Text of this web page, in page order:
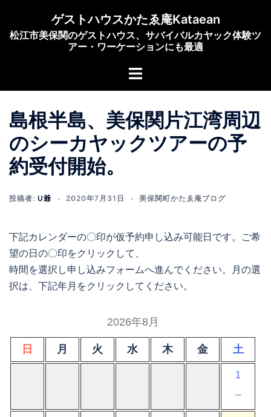
ゲストハウスかたゑ庵Kataean
松江市美保関のゲストハウス、サバイバルカヤック体験ツ
アー・ワーケーションにも最適
ト
メ
ニ
ュ
島根半島、美保関片江湾周辺
のシーカヤックツアーの予
約受付開始。
投稿者: U爺 2020年7月31日 美保関町かたゑ庵ブログ
下記カレンダーの〇印が仮予約申し込み可能日です。ご希
望の日の〇印をクリックして、
時間を選択し申し込みフォームへ進んでください。月の選
択は、下記年月をクリックしてください。
2026年8月
日 月 火 水 木 金 土
1
－